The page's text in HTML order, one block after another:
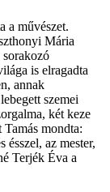
a művészet.
Mária
sorakozó
is elragadta
annak
szemei
két keze
mondta:
az mester,
Terjék Éva a